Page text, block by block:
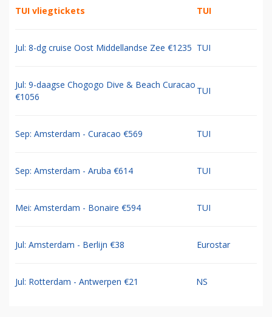
TUI vliegtickets TUI
Jul: 8-dg cruise Oost Middellandse Zee €1235 TUI
Jul: 9-daagse Chogogo Dive & Beach Curacao
€1056
TUI
Sep: Amsterdam - Curacao €569 TUI
Sep: Amsterdam - Aruba €614 TUI
Mei: Amsterdam - Bonaire €594 TUI
Jul: Amsterdam - Berlijn €38 Eurostar
Jul: Rotterdam - Antwerpen €21 NS